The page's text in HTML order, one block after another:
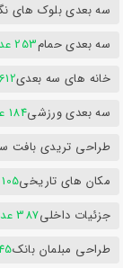
سه بعدی بلوک های
سه بعدی حمام253 عدد
خانه های سه بعدی1612
سه بعدی ورزشی184 عدد
طراحی تریدی بافت
مکان های تاریخی105 عدد
جزئیات داخلی387 عدد
طراحی مبلمان بانک145